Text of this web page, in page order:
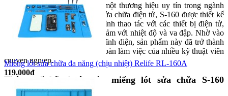
Được sản xuất bởi Sunshine, một thương hiệu uy tín trong ngành
sản xuất các công cụ, thiết bị sửa chữa điện tử, S-160 được thiết kế
đặc biệt để hỗ trợ trong quá trình thao tác với các thiết bị điện tử,
đặc biệt là các linh kiện nhạy cảm với nhiệt độ và va đập. Nhờ vào
khả năng chịu nhiệt và chống tĩnh điện, sản phẩm này đã trở thành
một phần không thể thiếu trên bàn làm việc của nhiều kỹ thuật viên
chuyên nghiệp.
Thông số kỹ thuật của miếng lót sửa chữa S-160
Sunshine
Miếng lót sửa chữa đa năng (chịu nhiệt) Relife RL-160A
119.000đ